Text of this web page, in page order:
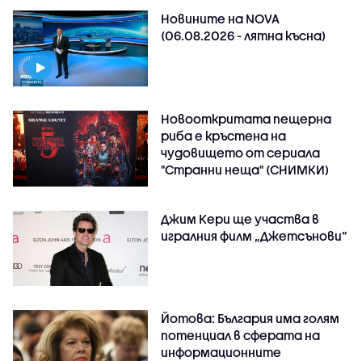
Новините на NOVA
(06.08.2026 - лятна късна)
Новооткритата пещерна
риба е кръстена на
чудовището от сериала
"Странни неща" (СНИМКИ)
Джим Кери ще участва в
игралния филм „Джетсънови“
Йотова: България има голям
потенциал в сферата на
информационните